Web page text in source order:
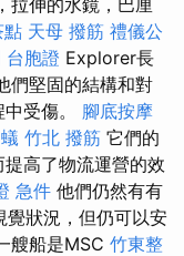
拉伸的水鏡，巴厘
點 天母 撥筋 禮儀公
台胞證 Explorer長
們堅固的結構和對
受傷。 腳底按摩
竹北 撥筋 它們的
高了物流運營的效
急件 他們仍然有有
覺狀況，但仍可以安
艘船是MSC 竹東整